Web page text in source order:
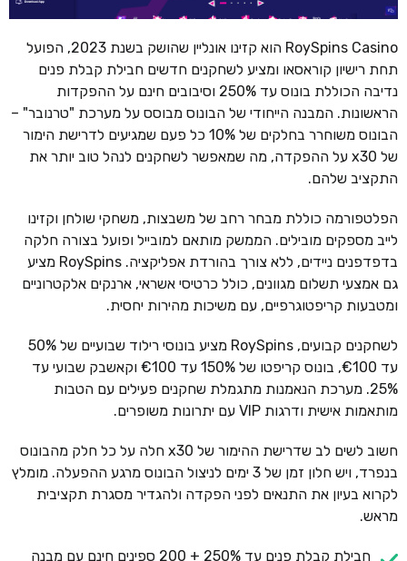
RoySpins Casino הוא קזינו אונליין שהושק בשנת 2023, הפועל
תחת רישיון קוראסאו ומציע לשחקנים חדשים חבילת קבלת פנים
נדיבה הכוללת בונוס עד 250% וסיבובים חינם על ההפקדות
הראשונות. המבנה הייחודי של הבונוס מבוסס על מערכת "טרנובר" –
הבונוס משוחרר בחלקים של 10% כל פעם שמגיעים לדרישת הימור
של x30 על ההפקדה, מה שמאפשר לשחקנים לנהל טוב יותר את
התקציב שלהם.
הפלטפורמה כוללת מבחר רחב של משבצות, משחקי שולחן וקזינו
לייב מספקים מובילים. הממשק מותאם למובייל ופועל בצורה חלקה
בדפדפנים ניידים, ללא צורך בהורדת אפליקציה. RoySpins מציע
גם אמצעי תשלום מגוונים, כולל כרטיסי אשראי, ארנקים אלקטרוניים
ומטבעות קריפטוגרפיים, עם משיכות מהירות יחסית.
לשחקנים קבועים, RoySpins מציע בונוסי רילוד שבועיים של 50%
עד €100, בונוס קריפטו של 150% עד €100 וקאשבק שבועי עד
25%. מערכת הנאמנות מתגמלת שחקנים פעילים עם הטבות
מותאמות אישית ודרגות VIP עם יתרונות משופרים.
חשוב לשים לב שדרישת ההימור של x30 חלה על כל חלק מהבונוס
בנפרד, ויש חלון זמן של 3 ימים לניצול הבונוס מרגע ההפעלה. מומלץ
לקרוא בעיון את התנאים לפני הפקדה ולהגדיר מסגרת תקציבית
מראש.
חבילת קבלת פנים עד 250% + 200 ספינים חינם עם מבנה